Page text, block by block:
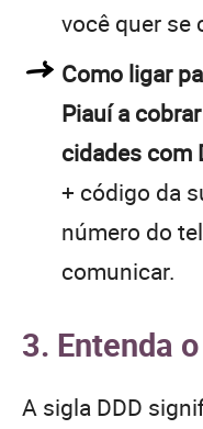
você quer se
Como ligar
Piauí a
cidades com
+ código da
número do
comunicar.
3. Entenda
A sigla DDD